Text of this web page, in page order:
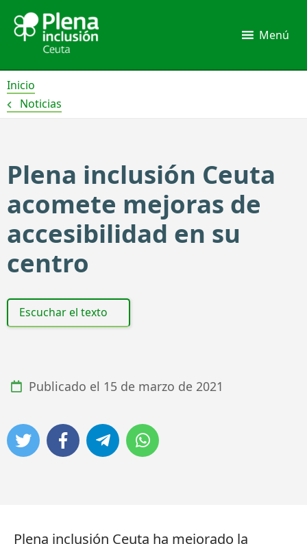
contenido
Menú
Inicio
Noticias
Plena inclusión Ceuta
acomete mejoras de
accesibilidad en su
centro
Escuchar el texto
Publicado el 15 de marzo de 2021
Plena inclusión Ceuta ha mejorado la